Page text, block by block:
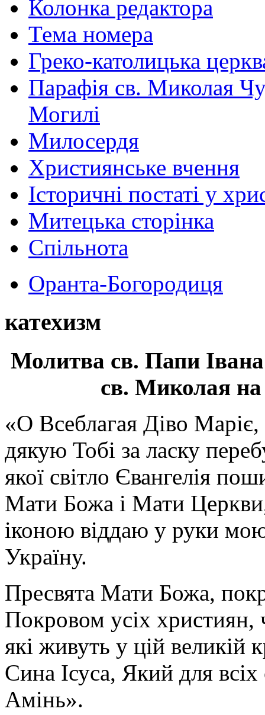
Колонка редактора
Тема номера
Греко-католицька
Парафія св. Миколая
Могилі
Милосердя
Християнське вчення
Історичні постаті у
Митецька сторінка
Спільнота
Оранта-Богородиця
катехизм
Молитва св. Папи
св. Миколая на
«О Всеблагая Діво
дякую Тобі за ласку
якої світло Євангелія
Мати Божа і Мати
іконою віддаю у руки
Україну.
Пресвята Мати Божа,
Покровом усіх християн,
які живуть у цій великій
Сина Ісуса, Який для
Амінь».